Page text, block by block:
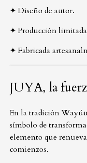
✦ Diseño de autor.
✦ Producción
✦ Fabricada
JUYA, la
En la tradición
símbolo de
elemento que
comienzos.